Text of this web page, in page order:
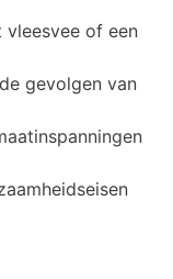
of een
gevolgen van